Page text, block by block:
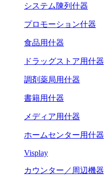
システム陳列什器
プロモーション什器
食品用什器
ドラッグストア用什器
調剤薬局用什器
書籍用什器
メディア用什器
ホームセンター用什器
Visplay
カウンター／周辺機器